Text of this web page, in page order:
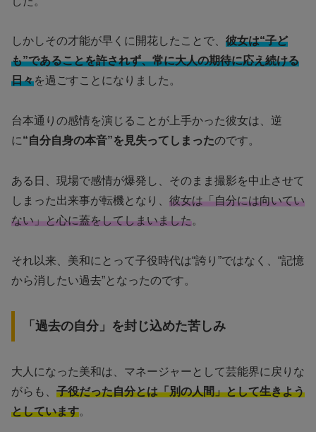
しかしその才能が早くに開花したことで、 彼女は“子ど
も”であることを許されず、常に大人の期待に応え続ける
日々を過ごすことになりました。
台本通りの感情を演じることが上手かった彼女は、逆
に“自分自身の本音”を見失ってしまったのです。
ある日、現場で感情が爆発し、そのまま撮影を中止させて
しまった出来事が転機となり、 彼女は「自分には向いてい
ない」と心に蓋をしてしまいました。
それ以来、美和にとって子役時代は“誇り”ではなく、“記憶
から消したい過去”となったのです。
「過去の自分」を封じ込めた苦しみ
大人になった美和は、マネージャーとして芸能界に戻りな
がらも、 子役だった自分とは「別の人間」として生きよう
としています。